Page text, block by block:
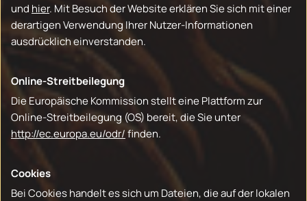
und hier. Mit Besuch der Website erklären Sie sich mit einer
derartigen Verwendung Ihrer Nutzer-Informationen
ausdrücklich einverstanden.
Online-Streitbeilegung
Die Europäische Kommission stellt eine Plattform zur
Online-Streitbeilegung (OS) bereit, die Sie unter
http://ec.europa.eu/odr/finden.
Cookies
Bei Cookies handelt es sich um Dateien, die auf der lokalen